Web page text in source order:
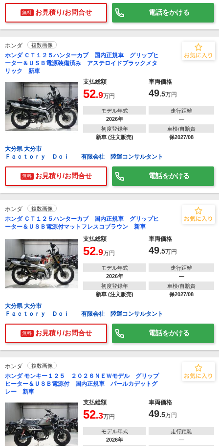
無料 お見積り/お問合せ 電話をかける
ホンダ 複数画像
ホンダ ＣＴ１２５ハンターカブ 国内正規車 グリップヒ
ーター＆ＵＳＢ電源装備済み アステロイドブラックメタ
リック 新車
支払総額
車両価格
52.9万円 49.5万円
モデル年式
2026年
走行距離
―
初度登録年
新車 (注文販売)
車検/自賠責
保2027/08
大分県 大分市
Ｆａｃｔｏｒｙ Ｄｏｉ 有限会社 陸運コンサルタント
無料 お見積り/お問合せ 電話をかける
ホンダ 複数画像
ホンダ ＣＴ１２５ハンターカブ 国内正規車 グリップヒ
ーター＆ＵＳＢ電源付マットフレスコブラウン 新車
支払総額
車両価格
52.9万円 49.5万円
モデル年式
2026年
走行距離
―
初度登録年
新車 (注文販売)
車検/自賠責
保2027/08
大分県 大分市
Ｆａｃｔｏｒｙ Ｄｏｉ 有限会社 陸運コンサルタント
無料 お見積り/お問合せ 電話をかける
ホンダ 複数画像
ホンダ モンキー１２５ ２０２６ＮＥＷモデル グリップ
ヒーター＆ＵＳＢ電源付 国内正規車 パールカデットグ
レー 新車
支払総額
車両価格
52.3万円 49.5万円
モデル年式
2026年
走行距離
―